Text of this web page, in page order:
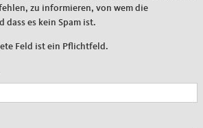
zu informieren, von wem die
dass es kein Spam ist.
Feld ist ein Pflichtfeld.